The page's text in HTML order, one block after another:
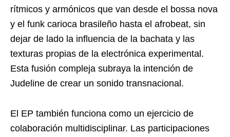
rítmicos y armónicos que van desde el bossa nova
y el funk carioca brasileño hasta el afrobeat, sin
dejar de lado la influencia de la bachata y las
texturas propias de la electrónica experimental.
Esta fusión compleja subraya la intención de
Judeline de crear un sonido transnacional.
El EP también funciona como un ejercicio de
colaboración multidisciplinar. Las participaciones